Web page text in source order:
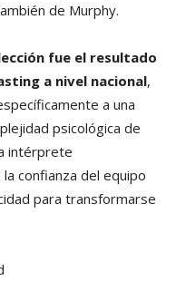
de Murphy.
fue el resultado
a nivel nacional,
a una
psicológica de
intérprete
confianza del equipo
para transformarse